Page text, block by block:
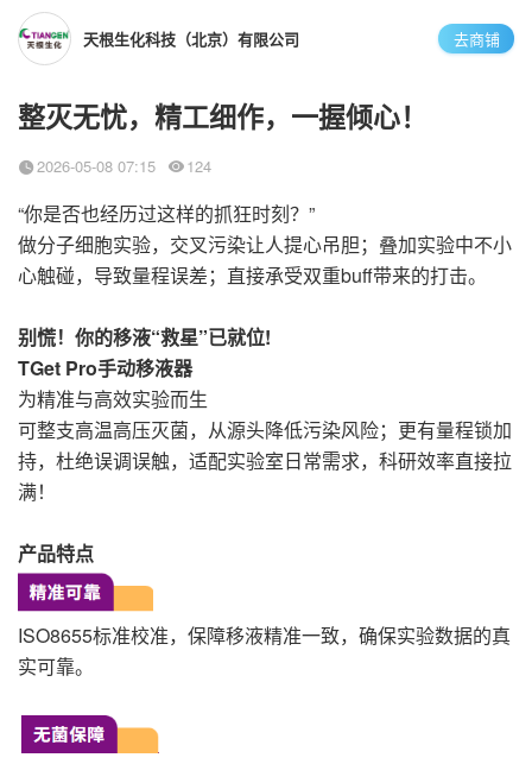
天根生化科技（北京）有限公司 去商铺
整灭无忧，精工细作，一握倾心！
2026-05-08 07:15 124
“你是否也经历过这样的抓狂时刻？”
做分子细胞实验，交叉污染让人提心吊胆；叠加实验中不小
心触碰，导致量程误差；直接承受双重buff带来的打击。
别慌！你的移液“救星”已就位!
TGet Pro手动移液器
为精准与高效实验而生
可整支高温高压灭菌，从源头降低污染风险；更有量程锁加
持，杜绝误调误触，适配实验室日常需求，科研效率直接拉
满！
产品特点
ISO8655标准校准，保障移液精准一致，确保实验数据的真
实可靠。